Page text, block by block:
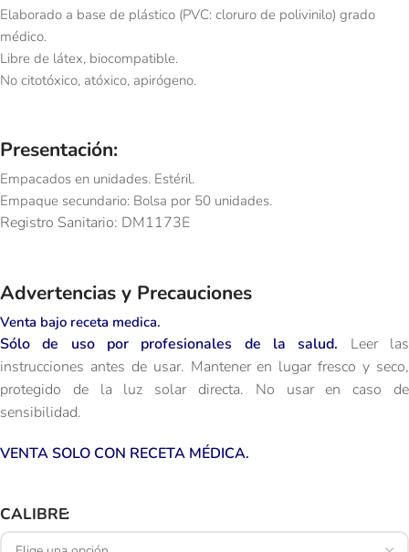
Elaborado a base de plástico (PVC: cloruro de polivinilo) grado
médico.
Libre de látex, biocompatible.
No citotóxico, atóxico, apirógeno.
Presentación:
Empacados en unidades. Estéril.
Empaque secundario: Bolsa por 50 unidades.
Registro Sanitario: DM1173E
Advertencias y Precauciones
Venta bajo receta medica.
Sólo de uso por profesionales de la salud. Leer las
instrucciones antes de usar. Mantener en lugar fresco y seco,
protegido de la luz solar directa. No usar en caso de
sensibilidad.
VENTA SOLO CON RECETA MÉDICA.
CALIBRE